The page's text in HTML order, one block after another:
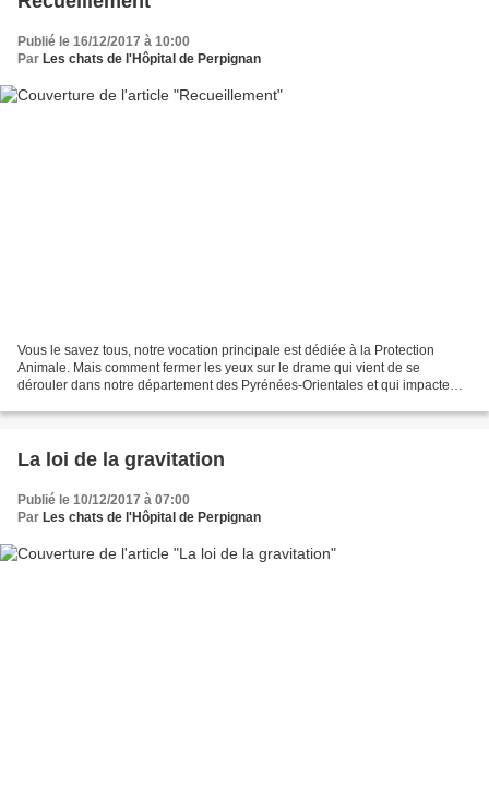
Publié le 16/12/2017 à 10:00
Par Les chats de l'Hôpital de Perpignan
Vous le savez tous, notre vocation principale est dédiée à la Protection
Animale. Mais comment fermer les yeux sur le drame qui vient de se
dérouler dans notre département des Pyrénées-Orientales et qui impacte
La loi de la gravitation
Publié le 10/12/2017 à 07:00
Par Les chats de l'Hôpital de Perpignan